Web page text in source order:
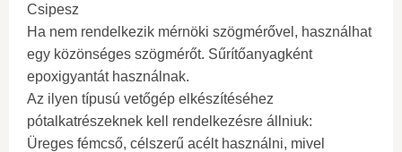
Csipesz
Ha nem rendelkezik mérnöki szögmérővel, használhat
egy közönséges szögmérőt. Sűrítőanyagként
epoxigyantát használnak.
Az ilyen típusú vetőgép elkészítéséhez
pótalkatrészeknek kell rendelkezésre állniuk:
Üreges fémcső, célszerű acélt használni, mivel